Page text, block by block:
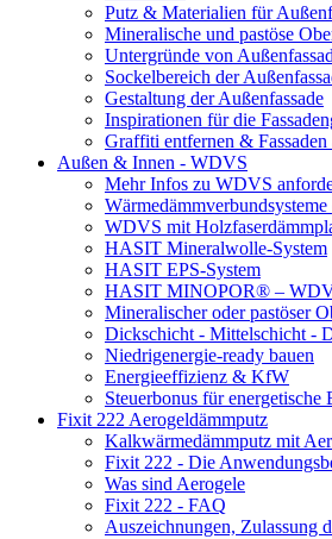
Putz & Materialien für
Mineralische und pastöse
Untergründe von
Sockelbereich der
Gestaltung der Außenfassade
Inspirationen für die
Graffiti entfernen & Fassaden
Außen & Innen - WDVS
Mehr Infos zu WDVS
WDVS mit
HASIT Mineralwolle-System
HASIT EPS-System
HASIT MINOPOR® –
Mineralischer oder pastöser
Dickschicht - Mittelschicht -
Niedrigenergie-ready bauen
Energieeffizienz & KfW
Steuerbonus für energetische
Fixit 222 Aerogeldämmputz
Kalkwärmedämmputz mit
Fixit 222 - Die
Was sind Aerogele
Fixit 222 - FAQ
Auszeichnungen, Zulassung